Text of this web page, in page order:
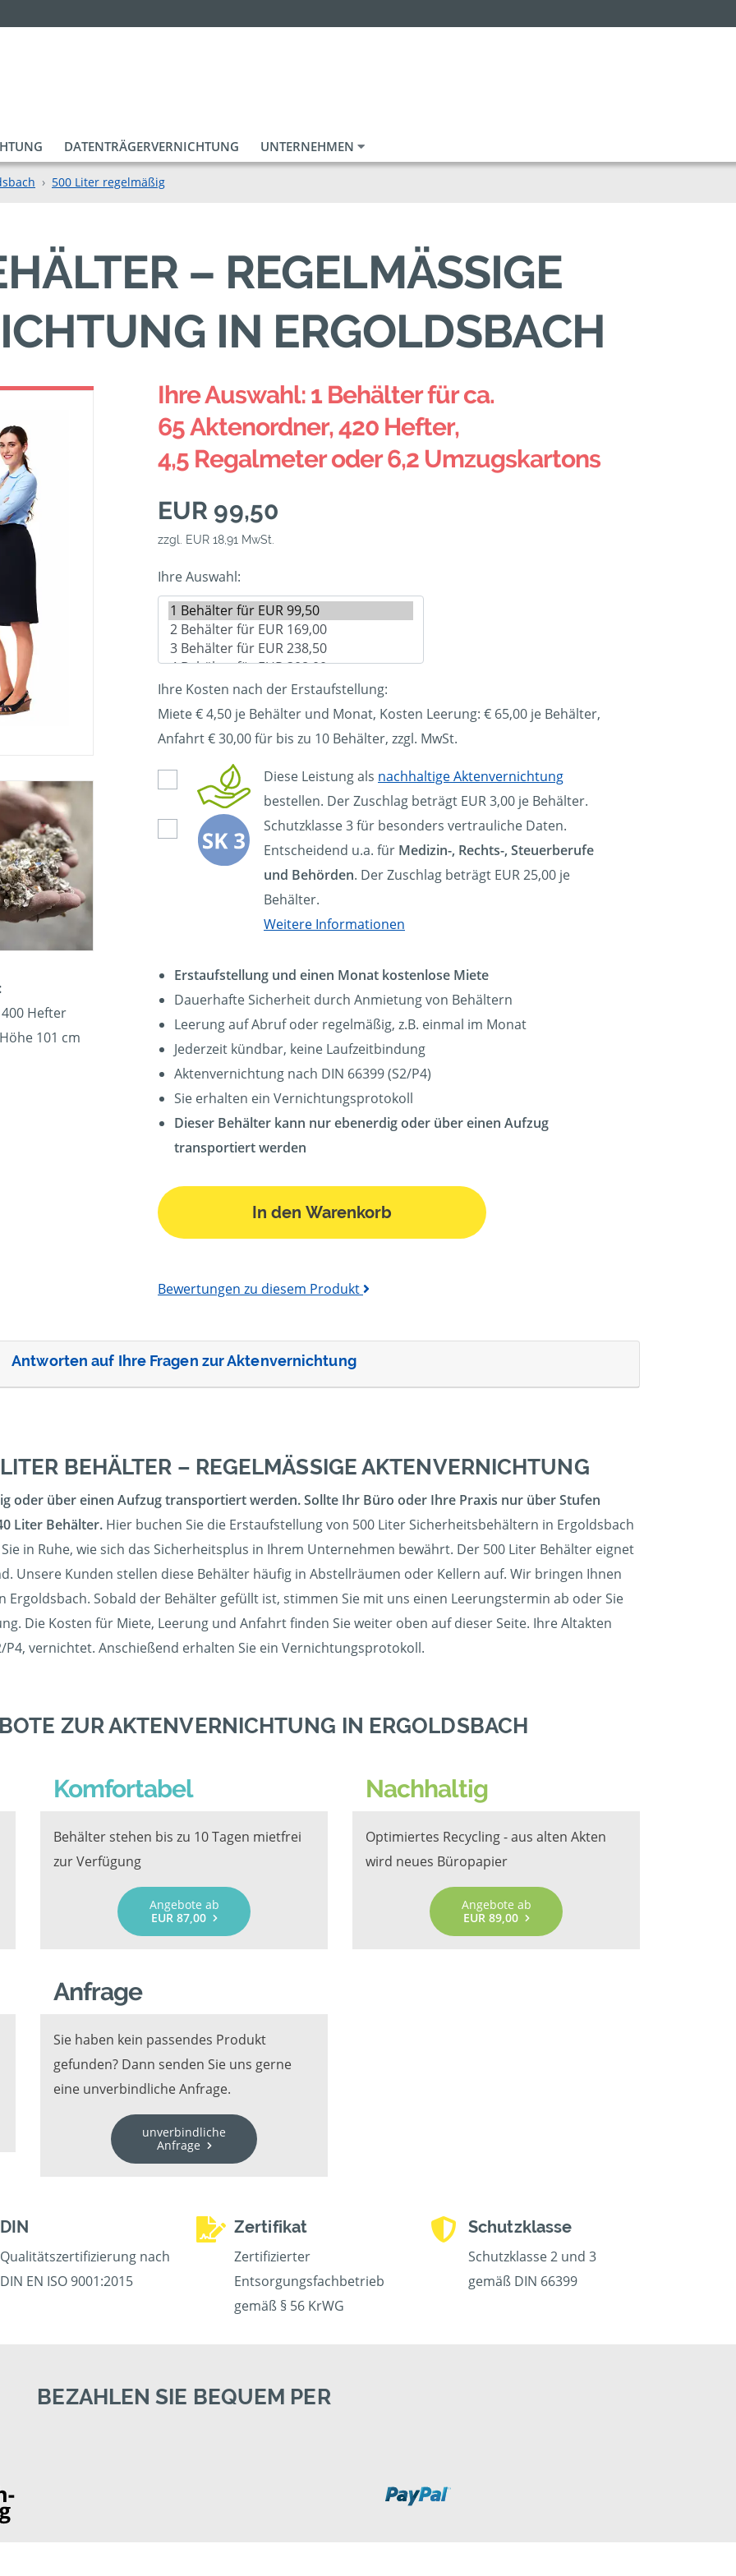
DATENTRÄGERVERNICHTUNG UNTERNEHMEN
500 Liter regelmäßig
– REGELMÄSSIGE A
IN ERGOLDSBACH
Hefter
101 cm
Ihre Auswahl: 1 Behälter für ca.
65 Aktenordner, 420 Hefter,
4,5 Regalmeter oder 6,2 Umzugskartons
EUR 99,50
zzgl. EUR 18,91 MwSt.
Ihre Auswahl:
Ihre Kosten nach der Erstaufstellung:
Miete € 4,50 je Behälter und Monat, Kosten Leerung: € 65,00 je Behälter,
Anfahrt € 30,00 für bis zu 10 Behälter, zzgl. MwSt.
Diese Leistung als nachhaltige Aktenvernichtung
bestellen. Der Zuschlag beträgt EUR 3,00 je Behälter.
Schutzklasse 3 für besonders vertrauliche Daten.
Entscheidend u.a. für Medizin-, Rechts-, Steuerberufe
und Behörden. Der Zuschlag beträgt EUR 25,00 je
Behälter.
Weitere Informationen
Erstaufstellung und einen Monat kostenlose Miete
Dauerhafte Sicherheit durch Anmietung von Behältern
Leerung auf Abruf oder regelmäßig, z.B. einmal im Monat
Jederzeit kündbar, keine Laufzeitbindung
Aktenvernichtung nach DIN 66399 (S2/P4)
Sie erhalten ein Vernichtungsprotokoll
Dieser Behälter kann nur ebenerdig oder über einen Aufzug
transportiert werden
In den Warenkorb
Bewertungen zu diesem Produkt
Antworten auf Ihre Fragen zur Aktenvernichtung
BEHÄLTER – REGELMÄSSIGE AKTENVERNICHTUNG
oder über einen Aufzug transportiert werden. Sollte Ihr Büro oder Ihre Praxis nur über Stufen
Liter Behälter. Hier buchen Sie die Erstaufstellung von 500 Liter Sicherheitsbehältern in Ergoldsbach
in Ruhe, wie sich das Sicherheitsplus in Ihrem Unternehmen bewährt. Der 500 Liter Behälter eignet
Unsere Kunden stellen diese Behälter häufig in Abstellräumen oder Kellern auf. Wir bringen Ihnen
Sobald der Behälter gefüllt ist, stimmen Sie mit uns einen Leerungstermin ab oder Sie
Die Kosten für Miete, Leerung und Anfahrt finden Sie weiter oben auf dieser Seite. Ihre Altakten
vernichtet. Anschießend erhalten Sie ein Vernichtungsprotokoll.
ZUR AKTENVERNICHTUNG IN ERGOLDSBACH
Komfortabel
Behälter stehen bis zu 10 Tagen mietfrei
zur Verfügung
Angebote ab
EUR 87,00
Nachhaltig
Optimiertes Recycling - aus alten Akten
wird neues Büropapier
Angebote ab
EUR 89,00
Anfrage
Sie haben kein passendes Produkt
gefunden? Dann senden Sie uns gerne
eine unverbindliche Anfrage.
unverbindliche
Anfrage
DIN
Qualitätszertifizierung nach
DIN EN ISO 9001:2015
Zertifikat
Zertifizierter
Entsorgungsfachbetrieb
gemäß § 56 KrWG
Schutzklasse
Schutzklasse 2 und 3
gemäß DIN 66399
BEZAHLEN SIE BEQUEM PER